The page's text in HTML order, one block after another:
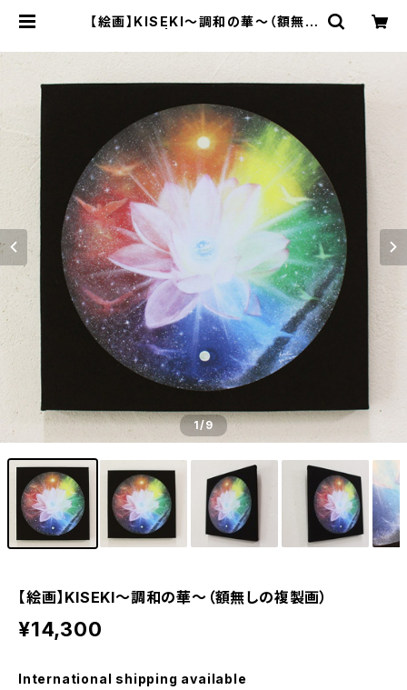
【絵画】KISEKI～調和の華～（額無し
太/kenta yoshiga オンラインショ
1/9
【絵画】KISEKI～調和の華～（額無しの複製画）
¥14,300
International shipping available